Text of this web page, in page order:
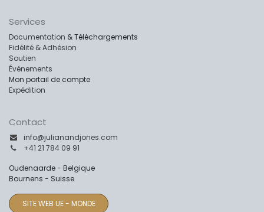
Services
Documentation & Téléchargements
Fidélité & Adhésion
Soutien
Événements
Mon portail de compte
Expédition
Contact
info@julianandjones.com
+41 21 784 09 91
Oudenaarde - Belgique
Bournens - Suisse
SITE WEB UE - MONDE